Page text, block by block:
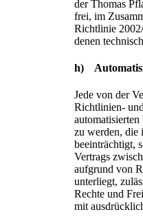
der Thomas
frei, im
Richtlinie
denen
h)
Jede von der
Richtlinien-
zu werden, die
beeinträchtigt,
Vertrags
aufgrund von
unterliegt,
Rechte und
mit